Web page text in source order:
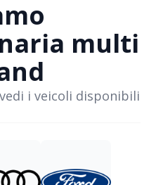
multi
i veicoli disponibili